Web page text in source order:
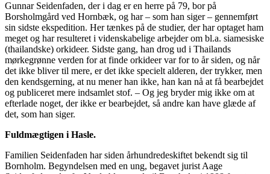
Gunnar Seidenfaden, der i dag er en herre på 79, bor på
Borsholmgård ved Hornbæk, og har – som han siger – gennemført
sin sidste ekspedition. Her tænkes på de studier, der har optaget ham
meget og har resulteret i videnskabelige arbejder om bl.a. siamesiske
(thailandske) orkideer. Sidste gang, han drog ud i Thailands
mørkegrønne verden for at finde orkideer var for to år siden, og når
det ikke bliver til mere, er det ikke specielt alderen, der trykker, men
den kendsgerning, at nu mener han ikke, han kan nå at få bearbejdet
og publiceret mere indsamlet stof. – Og jeg bryder mig ikke om at
efterlade noget, der ikke er bearbejdet, så andre kan have glæde af
det, som han siger.
Fuldmægtigen i Hasle.
Familien Seidenfaden har siden århundredeskiftet bekendt sig til
Bornholm. Begyndelsen med en ung, begavet jurist Aage